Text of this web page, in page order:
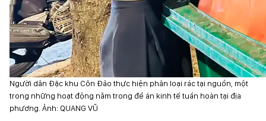
Người dân Đặc khu Côn Đảo thực hiện phân loại rác tại nguồn, một
trong những hoạt động nằm trong đề án kinh tế tuần hoàn tại địa
phương. Ảnh: QUANG VŨ